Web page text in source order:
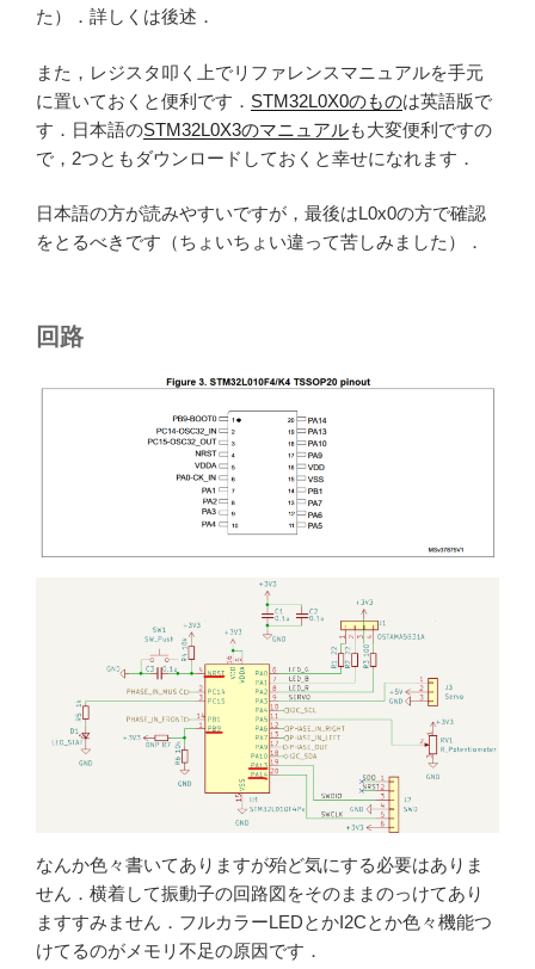
た）．詳しくは後述．
また，レジスタ叩く上でリファレンスマニュアルを手元
に置いておくと便利です． STM32L0X0のものは英語版で
す．日本語のSTM32L0X3のマニュアルも大変便利ですの
で，2つともダウンロードしておくと幸せになれます．
日本語の方が読みやすいですが，最後はL0x0の方で確認
をとるべきです（ちょいちょい違って苦しみました）．
回路
なんか色々書いてありますが殆ど気にする必要はありま
せん．横着して振動子の回路図をそのままのっけてあり
ますすみません．フルカラーLEDとかI2Cとか色々機能つ
けてるのがメモリ不足の原因です．